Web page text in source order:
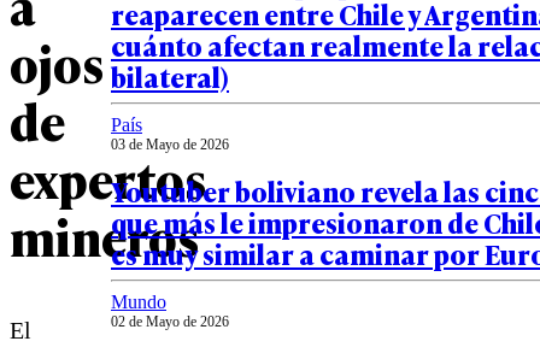
ojos
de
expertos
mineros
El
reaparecen entre Chile y
cuánto afectan realmente la
bilateral)
País
03 de Mayo de 2026
Youtuber boliviano revela las
que más le impresionaron de
es muy similar a caminar por
Mundo
02 de Mayo de 2026